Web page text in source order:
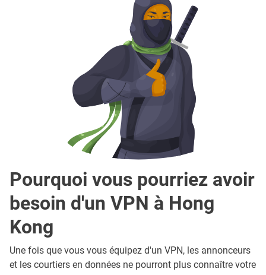
Pourquoi vous pourriez avoir
besoin d'un VPN à Hong
Kong
Une fois que vous vous équipez d'un VPN, les annonceurs
et les courtiers en données ne pourront plus connaître votre